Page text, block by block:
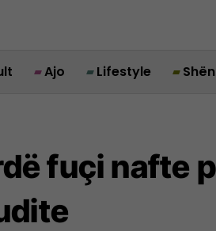
Ajo Lifestyle
fuçi nafte